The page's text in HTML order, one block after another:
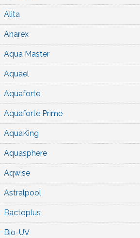
Alita
Anarex
Aqua Master
Aquael
Aquaforte
Aquaforte Prime
AquaKing
Aquasphere
Aqwise
Astralpool
Bactoplus
Bio-UV